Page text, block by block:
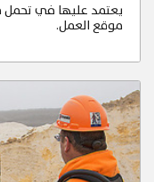
يعتمد عليها في تحمل
موقع العمل.